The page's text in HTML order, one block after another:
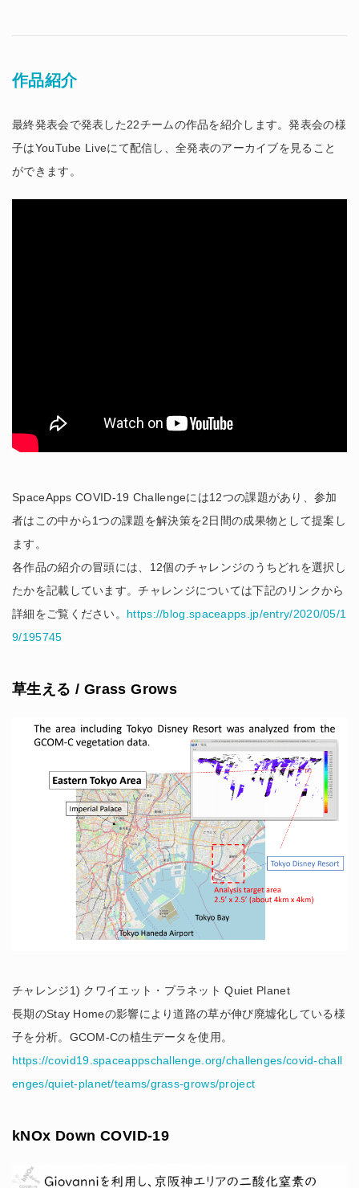
作品紹介
最終発表会で発表した22チームの作品を紹介します。発表会の様
子はYouTube Liveにて配信し、全発表のアーカイブを見ること
ができます。
SpaceApps COVID-19 Challengeには12つの課題があり、参加
者はこの中から1つの課題を解決策を2日間の成果物として提案し
ます。
各作品の紹介の冒頭には、12個のチャレンジのうちどれを選択し
たかを記載しています。チャレンジについては下記のリンクから
詳細をご覧ください。 https://blog.spaceapps.jp/entry/2020/05/1
9/195745
草生える / Grass Grows
チャレンジ1) クワイエット・プラネット Quiet Planet
長期のStay Homeの影響により道路の草が伸び廃墟化している様
子を分析。GCOM-Cの植生データを使用。
https://covid19.spaceappschallenge.org/challenges/covid-chall
enges/quiet-planet/teams/grass-grows/project
kNOx Down COVID-19